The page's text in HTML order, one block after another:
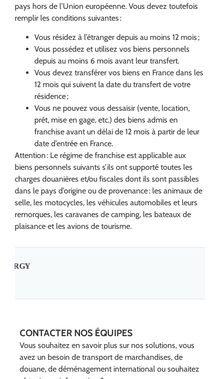
pays hors de l’Union européenne. Vous devez toutefois
remplir les conditions suivantes :
Vous résidez à l’étranger depuis au moins 12 mois ;
Vous possédez et utilisez vos biens personnels
depuis au moins 6 mois avant leur transfert.
Vous devez transférer vos biens en France dans les
12 mois qui suivent la date du transfert de votre
résidence ;
Vous ne pouvez vous dessaisir (vente, location,
prêt, mise en gage, etc.) des biens admis en
franchise avant un délai de 12 mois à partir de leur
date d’entrée en France.
Attention : Le régime de franchise est applicable aux
biens personnels suivants s’ils ont supporté toutes les
charges douanières et/ou fiscales dont ils sont passibles
dans le pays d’origine ou de provenance : les animaux de
selle, les motocycles, les véhicules automobiles et leurs
remorques, les caravanes de camping, les bateaux de
plaisance et les avions de tourisme.
CONTACTER NOS ÉQUIPES
Vous souhaitez en savoir plus sur nos solutions, vous
avez un besoin de transport de marchandises, de
douane, de déménagement international ou souhaitez